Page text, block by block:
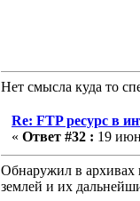
Нет смысла куда то
Re: FTP ресурс в
« Ответ #32 : 19
Обнаружил в архивах
землей и их